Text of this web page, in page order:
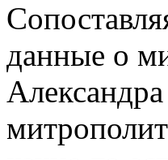
данные о